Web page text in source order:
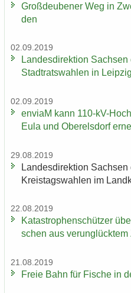
Groß­deu­be­ner Weg in
den
02.09.2019
Lan­des­di­rek­ti­on
Stadt­rats­wah­len in
02.09.2019
en­viaM kann 110-​kV-
Eula und Ober­els­dorf
29.08.2019
Lan­des­di­rek­ti­on
Kreis­tags­wah­len im
22.08.2019
Ka­ta­stro­phen­schüt­zer
schen aus ver­un­glück­tem
21.08.2019
Freie Bahn für Fi­sche in